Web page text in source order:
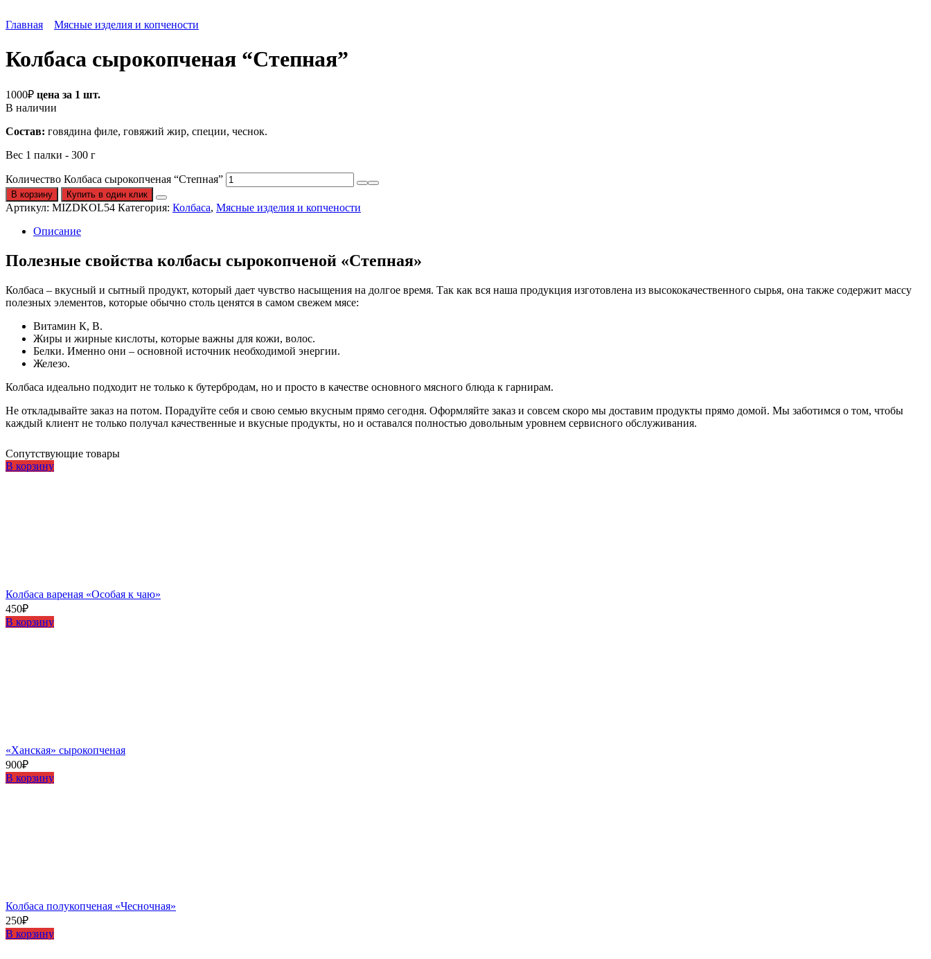
Главная Мясные изделия и копчености
Колбаса сырокопченая “Степная”
1000₽ цена за 1 шт.
В наличии
Состав: говядина филе, говяжий жир, специи, чеснок.
Вес 1 палки - 300 г
Количество Колбаса сырокопченая “Степная”
В корзину Купить в один клик
Артикул: MIZDKOL54 Категория: Колбаса, Мясные изделия и копчености
Описание
Полезные свойства колбасы сырокопченой «Степная»
Колбаса – вкусный и сытный продукт, который дает чувство насыщения на долгое время. Так как вся наша продукция изготовлена из высококачественного сырья, она также содержит массу
полезных элементов, которые обычно столь ценятся в самом свежем мясе:
Витамин К, В.
Жиры и жирные кислоты, которые важны для кожи, волос.
Белки. Именно они – основной источник необходимой энергии.
Железо.
Колбаса идеально подходит не только к бутербродам, но и просто в качестве основного мясного блюда к гарнирам.
Не откладывайте заказ на потом. Порадуйте себя и свою семью вкусным прямо сегодня. Оформляйте заказ и совсем скоро мы доставим продукты прямо домой. Мы заботимся о том, чтобы
каждый клиент не только получал качественные и вкусные продукты, но и оставался полностью довольным уровнем сервисного обслуживания.
Сопутствующие товары
В корзину
Колбаса вареная «Особая к чаю»
450₽
В корзину
«Ханская» сырокопченая
900₽
В корзину
Колбаса полукопченая «Чесночная»
250₽
В корзину